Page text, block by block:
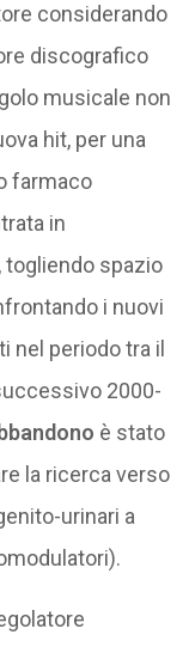
considerando
discografico
musicale non
hit, per una
farmaco
in
spazio
i nuovi
nel periodo tra il
2000-
è stato
la ricerca verso
urinari a